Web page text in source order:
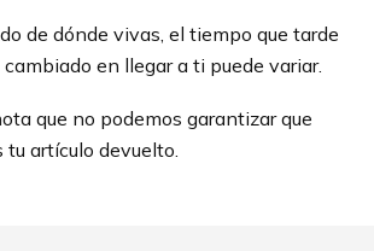
de dónde vivas, el tiempo que tarde
en llegar a ti puede variar.
que no podemos garantizar que
tu artículo devuelto.